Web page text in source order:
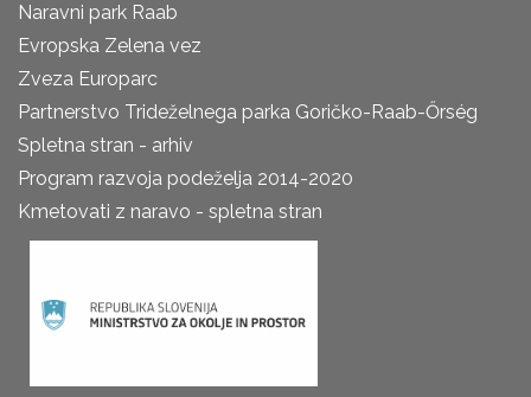
Naravni park Raab
Evropska Zelena vez
Zveza Europarc
Partnerstvo Trideželnega parka Goričko-Raab-Őrség
Spletna stran - arhiv
Program razvoja podeželja 2014-2020
Kmetovati z naravo - spletna stran